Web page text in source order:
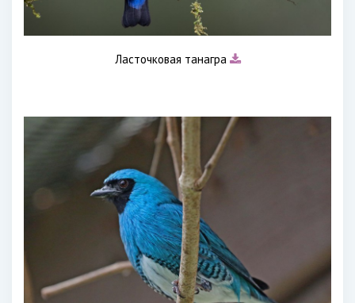
Ласточковая танагра